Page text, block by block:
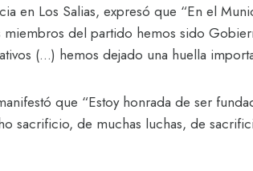
en Los Salias, expresó que “En el
miembros del partido hemos sido
(…) hemos dejado una huella
que “Estoy honrada de ser
sacrificio, de muchas luchas, de